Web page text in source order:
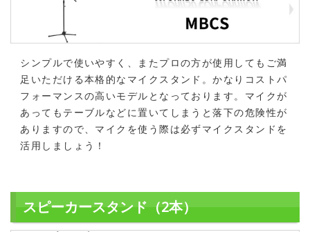
シンプルで使いやすく、またプロの方が使用してもご満
足いただける本格的なマイクスタンド。かなりコストパ
フォーマンスの高いモデルとなっております。マイクが
あってもテーブルなどに置いてしまうと落下の危険性が
ありますので、マイクを使う際は必ずマイクスタンドを
活用しましょう！
スピーカースタンド（2本）